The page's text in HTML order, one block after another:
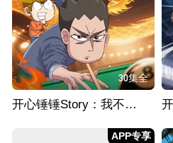
30集全
开心锤锤Story：我不是杆神
APP专享